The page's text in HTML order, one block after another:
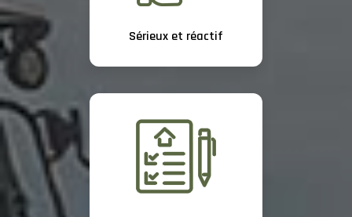
Sérieux et réactif